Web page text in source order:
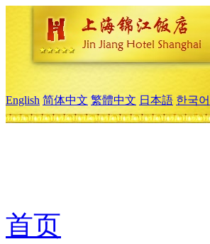
English 简体中文 繁體中文 日本語 한국어
首页